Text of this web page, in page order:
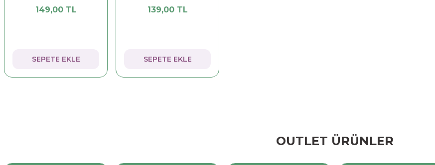
149,00 TL
SEPETE EKLE
139,00 TL
SEPETE EKLE
OUTLET ÜRÜNLER